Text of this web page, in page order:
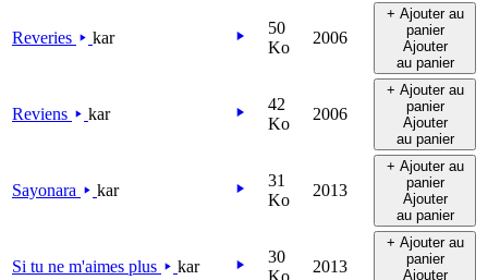
Reveries kar
50
Ko
2006
+ Ajouter au
panier
Ajouter
au panier
Reviens kar
42
Ko
2006
+ Ajouter au
panier
Ajouter
au panier
Sayonara kar
31
Ko
2013
+ Ajouter au
panier
Ajouter
au panier
Si tu ne m'aimes plus kar
30
Ko
2013
+ Ajouter au
panier
Ajouter